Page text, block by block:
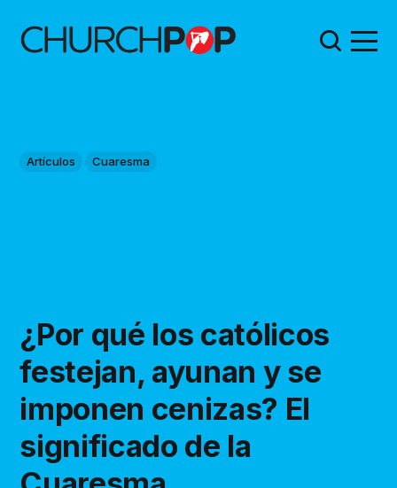
Artículos Cuaresma
¿Por qué los católicos
festejan, ayunan y se
imponen cenizas? El
significado de la